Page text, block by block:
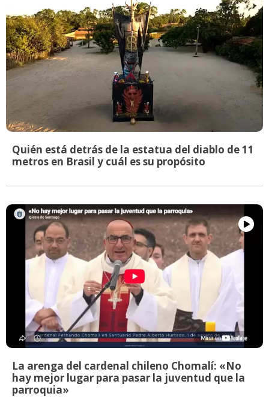
Quién está detrás de la estatua del diablo de 11
metros en Brasil y cuál es su propósito
La arenga del cardenal chileno Chomalí: «No
hay mejor lugar para pasar la juventud que la
parroquia»